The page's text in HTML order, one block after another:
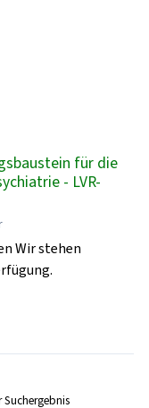
für die
- LVR-
Wir stehen
Suchergebnis